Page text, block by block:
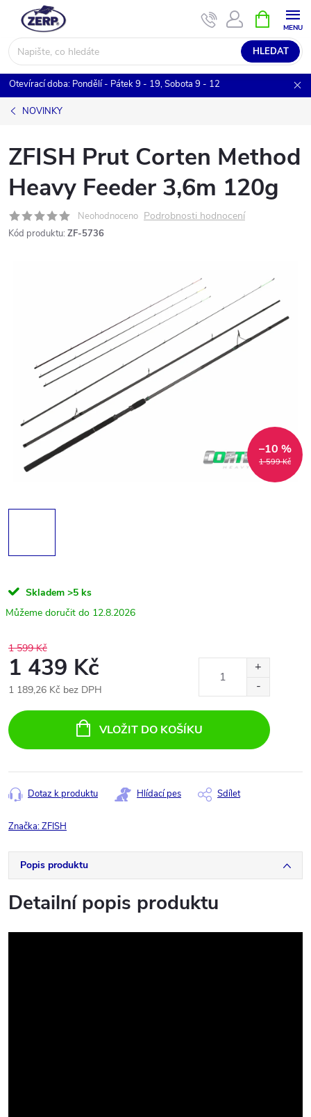
obsah
HLEDAT
NÁKUPNÍ
KOŠÍK
Otevírací doba: Pondělí - Pátek 9 - 19, Sobota 9 - 12
NOVINKY
ZFISH Prut Corten Method
Heavy Feeder 3,6m 120g
Neohodnoceno Podrobnosti hodnocení
Kód produktu: ZF-5736
1 599 Kč
–10 %
Skladem >5 ks
12.8.2026
1 599 Kč
1 439 Kč
1 189,26 Kč bez DPH
cena:
VLOŽIT DO KOŠÍKU
Dotaz k produktu Hlídací pes Sdílet
Značka:ZFISH
Popis produktu
Detailní popis produktu